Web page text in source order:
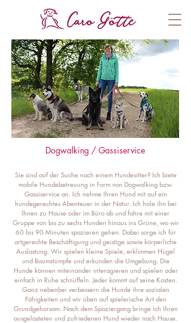
Dogwalking / Gassiservice
Sie sind auf der Suche nach einem Hundesitter? Ich biete
mobile Hundebetreuung in Form von Dogwalking bzw.
Gassiservice an. Ich nehme Ihren Hund mit auf ein
hundegerechtes Abenteuer in der Natur. Ich hole ihn bei
Ihnen zu Hause oder im Büro ab und fahre mit einer
Gruppe von bis zu sechs Hunden hinaus ins Grüne, wo wir
60 bis 90 Minuten spazieren gehen. Dabei sorge ich für
artgerechte Beschäftigung und geistige sowie körperliche
Auslastung. Wir spielen kleine Spiele, erklimmen Hügel
und Baumstümpfe und erkunden die Umgebung. Die
Hunde können miteinander interagieren und spielen oder
einfach in Ruhe schnüffeln. Jeder kommt auf seine Kosten.
Ganz nebenbei verbessern die Hunde ihre sozialen
Fähigkeiten und wir üben auf spielerische Art den
Grundgehorsam. Nach dem Spaziergang bringe ich Ihren
ausgelasteten und zufriedenen Hund wieder nach Hause.